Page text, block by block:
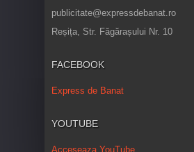
publicitate@expressdebanat.ro
Reșița, Str. Făgărașului Nr. 10
FACEBOOK
Express de Banat
YOUTUBE
Acceseaza YouTube